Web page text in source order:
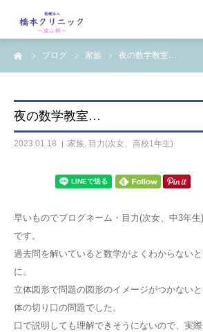
ブログ 家族 夜の数学教室…
夜の数学教室…
2023.01.18 家族, 目力(次女、高校1年生)
早いものでブログネーム・目力(次女、中3年
です。
過去問を解いていると数学がよくわからない
に。
立体図形で問題の図形のイメージがつかない
体の切り口の問題でした。
口で説明しても理解できそうにないので、実
受診案内
治療案内
【コラム】
ワクチン一覧